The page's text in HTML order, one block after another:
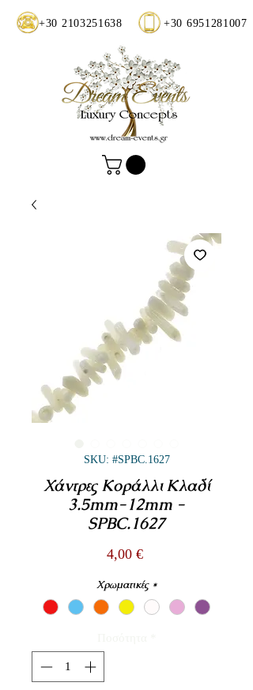
+30 2103251638 +30 6951281007
SKU: #SPBC.1627
Χάντρες Κοράλλι Κλαδί
3.5mm-12mm -
SPBC.1627
4,00 €Τιμή
Χρωματικές *